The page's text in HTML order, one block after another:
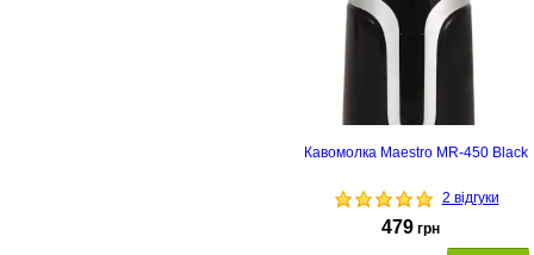
Кавомолка Maestro MR-450 Black
2 відгуки
479 грн